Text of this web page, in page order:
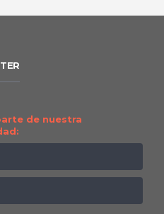
de nuestra